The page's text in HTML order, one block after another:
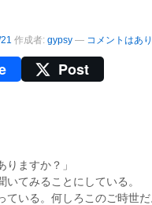
作成者: gypsy — コメントはあ
Post
りますか？」
いてみることにしている。
ている。何しろこのご時世だ